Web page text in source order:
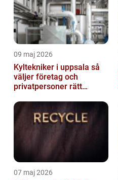
09 maj 2026
Kyltekniker i uppsala så
väljer företag och
privatpersoner rätt
07 maj 2026